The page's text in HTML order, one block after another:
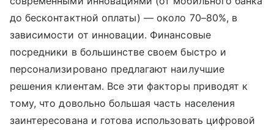
до бесконтактной оплаты) — около 70–80%, в
зависимости от инновации. Финансовые
посредники в большинстве своем быстро и
персонализировано предлагают наилучшие
решения клиентам. Все эти факторы приводят к
тому, что довольно большая часть населения
заинтересована и готова использовать цифровой